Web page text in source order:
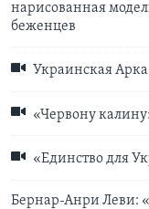
нарисованная
беженцев
Украинская Арка
«Червону
«Единство для
Бернар-Анри Леви: